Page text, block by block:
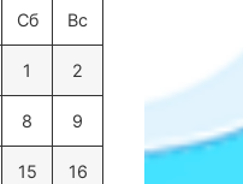
Сб Вс
1 2
8 9
15 16